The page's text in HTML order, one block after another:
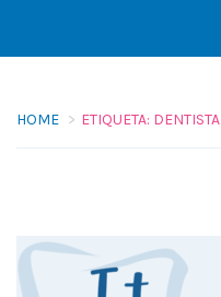
HOME ETIQUETA: DENTISTA